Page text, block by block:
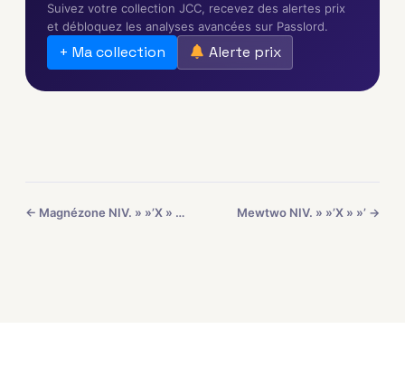
Suivez votre collection JCC, recevez des alertes prix
et débloquez les analyses avancées sur Passlord.
+ Ma collection Alerte prix
← Magnézone NIV. » »’X » »’ Mewtwo NIV. » »’X » »’ →